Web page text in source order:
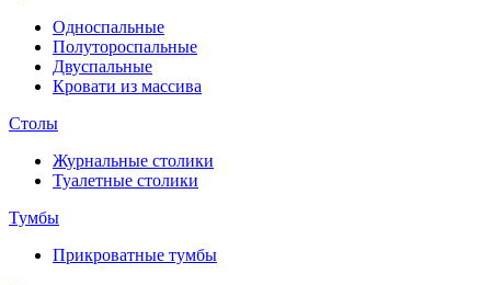
Односпальные
Полутороспальные
Двуспальные
Кровати из массива
Столы
Журнальные столики
Туалетные столики
Тумбы
Прикроватные тумбы